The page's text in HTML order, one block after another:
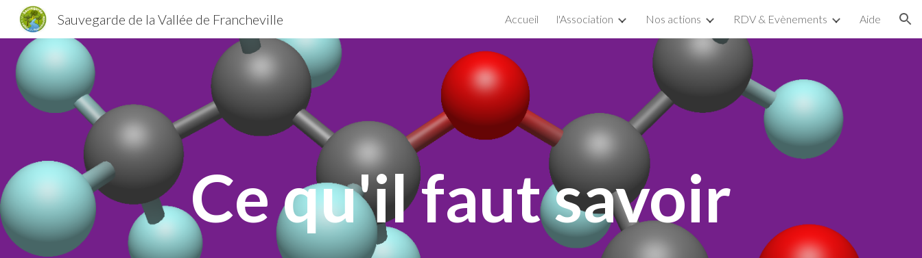
Skip to navigation
Sauvegarde de la Vallée de Francheville Accueil l'Association Nos actions RDV & Evènements Aide
Ce qu'il faut savoir